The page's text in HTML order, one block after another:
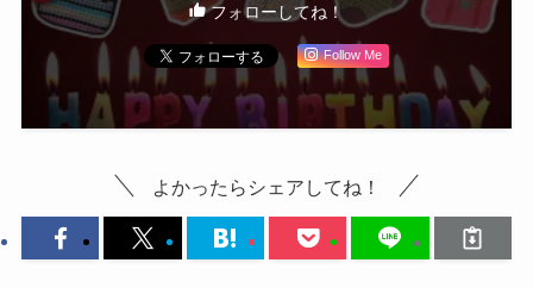
フォローしてね！
Follow Me
よかったらシェアしてね！